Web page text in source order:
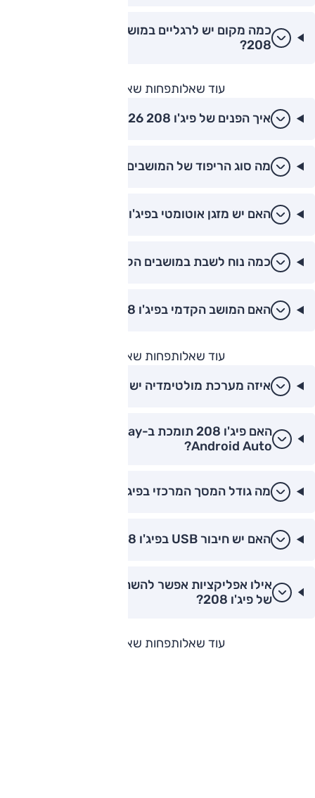
כמה מקום יש לרגליים במושבים האחוריים של פיג'ו
208?
עוד שאלותפחות שאלות
איך הפנים של פיג'ו 208 2026 נראים?
מה סוג הריפוד של המושבים בפיג'ו 208?
האם יש מזגן אוטומטי בפיג'ו 208?
כמה נוח לשבת במושבים הקדמיים של פיג'ו 208?
האם המושב הקדמי בפיג'ו 208 מתכוון בגובה?
עוד שאלותפחות שאלות
איזה מערכת מולטימדיה יש בפיג'ו 208 2026?
Android Auto?
מה גודל המסך המרכזי בפיג'ו 208?
האם יש חיבור USB בפיג'ו 208 החדשה?
אילו אפליקציות אפשר להשתמש במערכת הפנאי
של פיג'ו 208?
עוד שאלותפחות שאלות